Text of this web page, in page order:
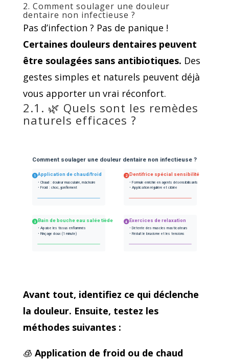
2. Comment soulager une douleur
dentaire non infectieuse ?
Pas d’infection ? Pas de panique !
Certaines douleurs dentaires peuvent
être soulagées sans antibiotiques. Des
gestes simples et naturels peuvent déjà
vous apporter un vrai réconfort.
2.1. 🌿 Quels sont les remèdes
naturels efficaces ?
Comment soulager une douleur dentaire non infectieuse ?
Application de chaud/froid
• Chaud : douleur musculaire, mâchoire
• Froid : choc, gonflement
Dentifrice spécial sensibilité
• Formule enrichie en agents désensibilisants
• Application régulière et ciblée
Bain de bouche eau salée tiède
• Apaise les tissus enflammés
• Rinçage doux (1 minute)
Exercices de relaxation
• Détente des muscles masticateurs
• Réduit le bruxisme et les tensions
1 2
3 4
Avant tout, identifiez ce qui déclenche
la douleur. Ensuite, testez les
méthodes suivantes :
🧊 Application de froid ou de chaud